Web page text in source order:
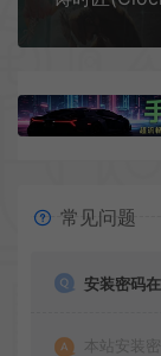
常见问题
安装密码
本站安装